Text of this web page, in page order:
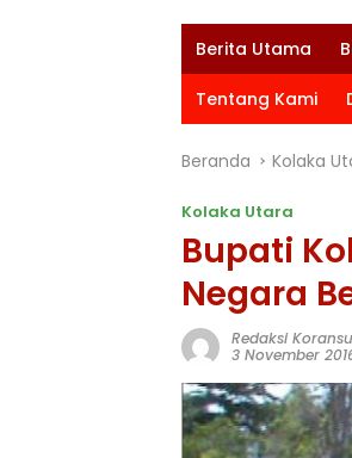
Berita Utama
Tentang Kami
Beranda Kolaka
Kolaka Utara
Bupati
Negara
Redaksi
3 November